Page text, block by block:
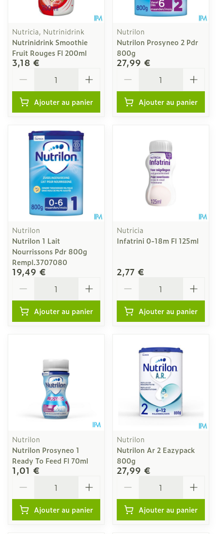
Nutricia, Nutrinidrink
Nutrinidrink Smoothie
Fruit Rouges Fl 200ml
3,18 €
Ajouter au panier
Nutrilon
Nutrilon Prosyneo 2 Pdr
800g
27,99 €
Ajouter au panier
Nutrilon
Nutrilon 1 Lait
Nourrissons Pdr 800g
Rempl.3707080
19,49 €
Ajouter au panier
Nutricia
Infatrini 0-18m Fl 125ml
2,77 €
Ajouter au panier
Nutrilon
Nutrilon Prosyneo 1
Ready To Feed Fl 70ml
1,01 €
Ajouter au panier
Nutrilon
Nutrilon Ar 2 Eazypack
800g
27,99 €
Ajouter au panier